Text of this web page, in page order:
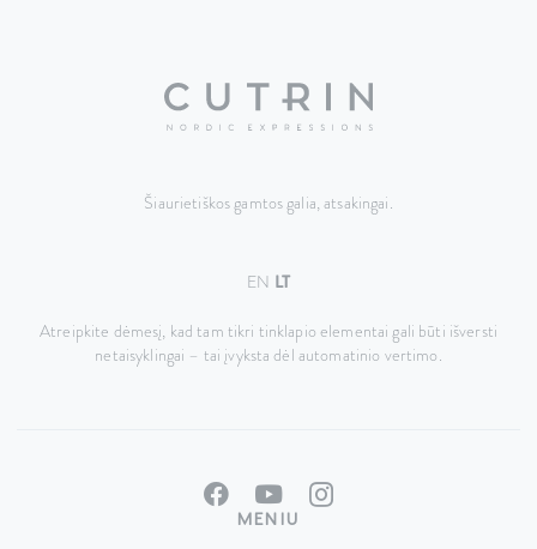
Šiaurietiškos gamtos galia, atsakingai.
EN LT
Atreipkite dėmesį, kad tam tikri tinklapio elementai gali būti išversti
netaisyklingai – tai įvyksta dėl automatinio vertimo.
MENIU